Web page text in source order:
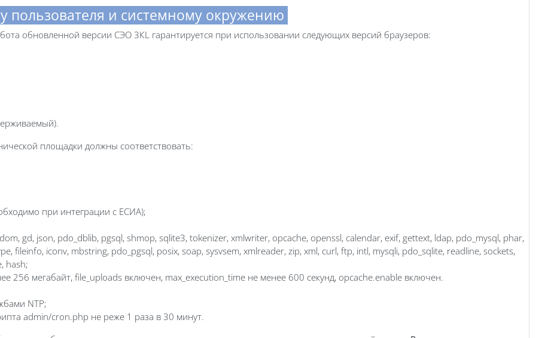
пользователя и системному окружению
обновленной версии СЭО 3КL гарантируется при использовании следующих версий браузеров:
площадки должны соответствовать:
при интеграции с ЕСИА);
gd, json, pdo_dblib, pgsql, shmop, sqlite3, tokenizer, xmlwriter, opcache, openssl, calendar, exif, gettext, ldap, pdo_mysql, phar,
fileinfo, iconv, mbstring, pdo_pgsql, posix, soap, sysvsem, xmlreader, zip, xml, curl, ftp, intl, mysqli, pdo_sqlite, readline, sockets,
hash;
256 мегабайт, file_uploads включен, max_execution_time не менее 600 секунд, opcache.enable включен.
NTP;
admin/cron.php не реже 1 раза в 30 минут.